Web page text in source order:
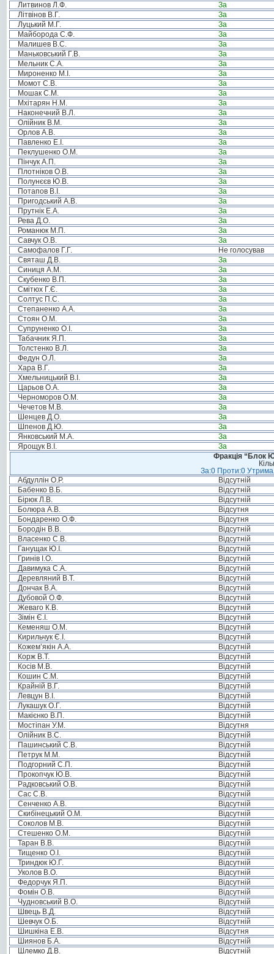
Литвинов Л.Ф.
За
Літвінов В.Г.
За
Луцький М.Г.
За
Майборода С.Ф.
За
Малишев В.С.
За
Маньковський Г.В.
За
Мельник С.А.
За
Мироненко М.І.
За
Момот С.В.
За
Мошак С.М.
За
Мхітарян Н.М.
За
Наконечний В.Л.
За
Олійник В.М.
За
Орлов А.В.
За
Павленко Е.І.
За
Пеклушенко О.М.
За
Пінчук А.П.
За
Плотніков О.В.
За
Полунєєв Ю.В.
За
Потапов В.І.
За
Пригодський А.В.
За
Прутнік Е.А.
За
Рева Д.О.
За
Романюк М.П.
За
Савчук О.В.
За
Самофалов Г.Г.
Не голосував
Святаш Д.В.
За
Синиця А.М.
За
Скубенко В.П.
За
Смітюх Г.Є.
За
Солтус П.С.
За
Степаненко А.А.
За
Стоян О.М.
За
Супруненко О.І.
За
Табачник Я.П.
За
Толстенко В.Л.
За
Федун О.Л.
За
Хара В.Г.
За
Хмельницький В.І.
За
Царьов О.А.
За
Черноморов О.М.
За
Чечетов М.В.
За
Шенцев Д.О.
За
Шпенов Д.Ю.
За
Янковський М.А.
За
Ярощук В.І.
За
Фракція “Блок
За:0 Проти:0
Абдуллін О.Р.
Відсутній
Бабенко В.Б.
Відсутній
Бірюк Л.В.
Відсутній
Болюра А.В.
Відсутня
Бондаренко О.Ф.
Відсутня
Бородін В.В.
Відсутній
Власенко С.В.
Відсутній
Ганущак Ю.І.
Відсутній
Гринів І.О.
Відсутній
Давимука С.А.
Відсутній
Деревляний В.Т.
Відсутній
Дончак В.А.
Відсутній
Дубовой О.Ф.
Відсутній
Жеваго К.В.
Відсутній
Зімін Є.І.
Відсутній
Кеменяш О.М.
Відсутній
Кирильчук Є.І.
Відсутній
Кожем’якін А.А.
Відсутній
Корж В.Т.
Відсутній
Косів М.В.
Відсутній
Кошин С.М.
Відсутній
Крайній В.Г.
Відсутній
Левцун В.І.
Відсутній
Лукашук О.Г.
Відсутній
Макієнко В.П.
Відсутній
Мостіпан У.М.
Відсутня
Олійник В.С.
Відсутній
Пашинський С.В.
Відсутній
Петрук М.М.
Відсутній
Подгорний С.П.
Відсутній
Прокопчук Ю.В.
Відсутній
Радковський О.В.
Відсутній
Сас С.В.
Відсутній
Сенченко А.В.
Відсутній
Скибінецький О.М.
Відсутній
Соколов М.В.
Відсутній
Стешенко О.М.
Відсутній
Таран В.В.
Відсутній
Тищенко О.І.
Відсутній
Триндюк Ю.Г.
Відсутній
Уколов В.О.
Відсутній
Федорчук Я.П.
Відсутній
Фомін О.В.
Відсутній
Чудновський В.О.
Відсутній
Швець В.Д.
Відсутній
Шевчук О.Б.
Відсутній
Шишкіна Е.В.
Відсутня
Шиянов Б.А.
Відсутній
Шлемко Д.В.
Відсутній